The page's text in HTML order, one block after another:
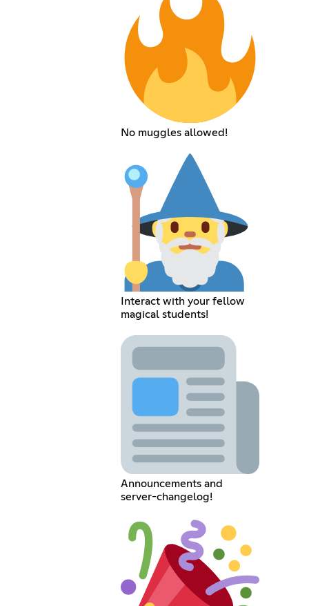
No muggles allowed!
Interact with your fellow
magical students!
Announcements and
server-changelog!